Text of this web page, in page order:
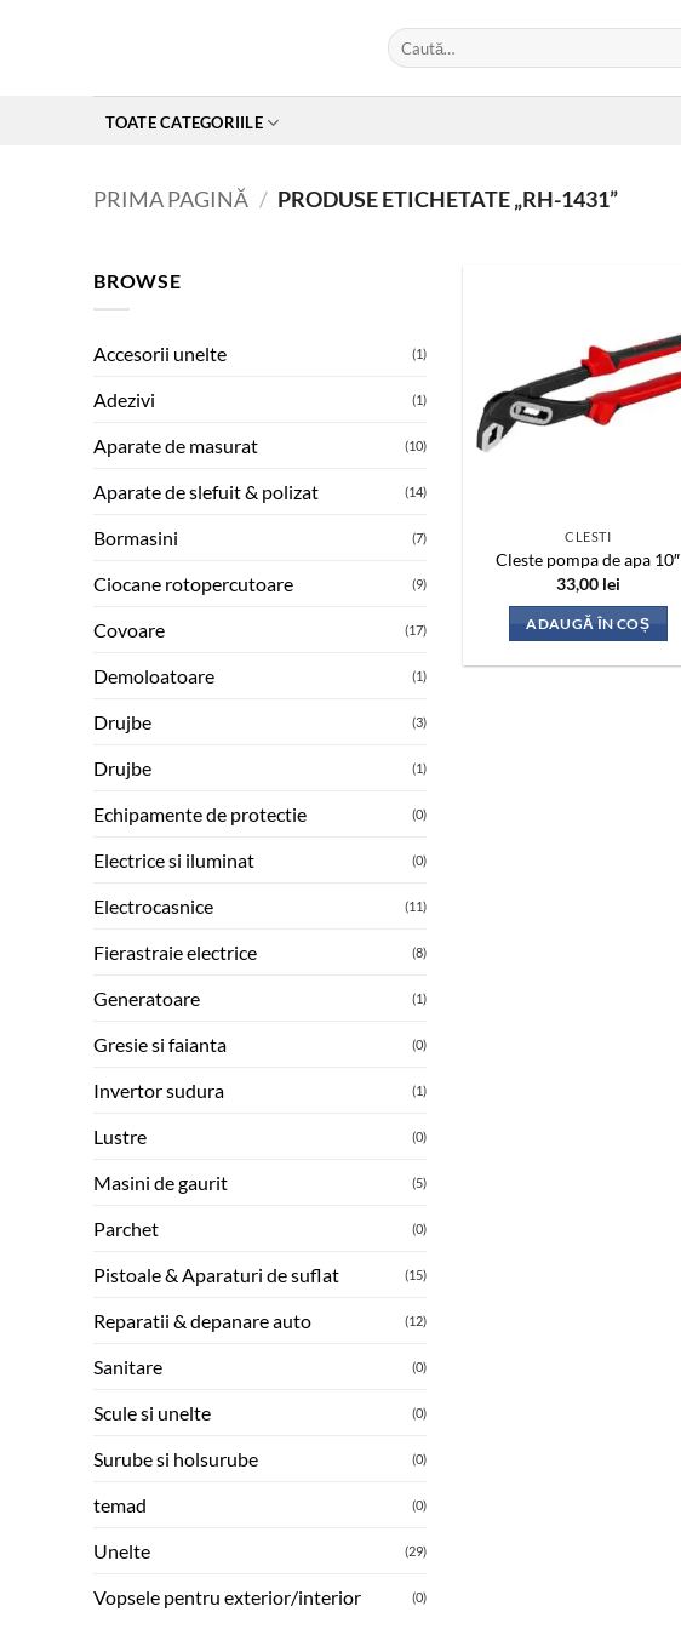
Caută
după:
TOATE CATEGORIILE
PRIMA PAGINĂ / PRODUSE ETICHETATE „RH-1431”
BROWSE
Accesorii unelte (1)
Adezivi (1)
Aparate de masurat (10)
Aparate de slefuit & polizat (14)
Bormasini (7)
Ciocane rotopercutoare (9)
Covoare (17)
Demoloatoare (1)
Drujbe (3)
Drujbe (1)
Echipamente de protectie (0)
Electrice si iluminat (0)
Electrocasnice (11)
Fierastraie electrice (8)
Generatoare (1)
Gresie si faianta (0)
Invertor sudura (1)
Lustre (0)
Masini de gaurit (5)
Parchet (0)
Pistoale & Aparaturi de suflat (15)
Reparatii & depanare auto (12)
Sanitare (0)
Scule si unelte (0)
Surube si holsurube (0)
temad (0)
Unelte (29)
Vopsele pentru exterior/interior (0)
CLESTI
Cleste pompa de apa 10″
33,00 lei
ADAUGĂ ÎN COȘ